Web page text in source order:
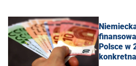
Polsce w